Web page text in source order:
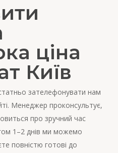
ціна
Київ
зателефонувати нам
Менеджер проконсультує,
про зручний час
1–2 днів ми можемо
повністю готові до